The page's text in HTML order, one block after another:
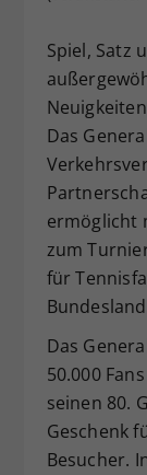
Spiel, Satz
Das
ermöglicht
zum
für
Das
50.000
seinen 80.
Geschenk
Besucher.
Zweck